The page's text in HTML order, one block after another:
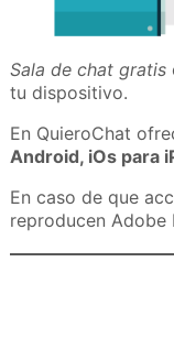
Sala de chat gratis
tu dispositivo.
En QuieroChat
Android, iOs para
En caso de que
reproducen Adobe